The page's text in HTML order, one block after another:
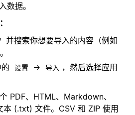
数据。
并搜索你想要导入的内容（例如
设置 → 导入 ，然后选择应用
PDF、HTML、Markdown、
(.txt) 文件。CSV 和 ZIP 使用